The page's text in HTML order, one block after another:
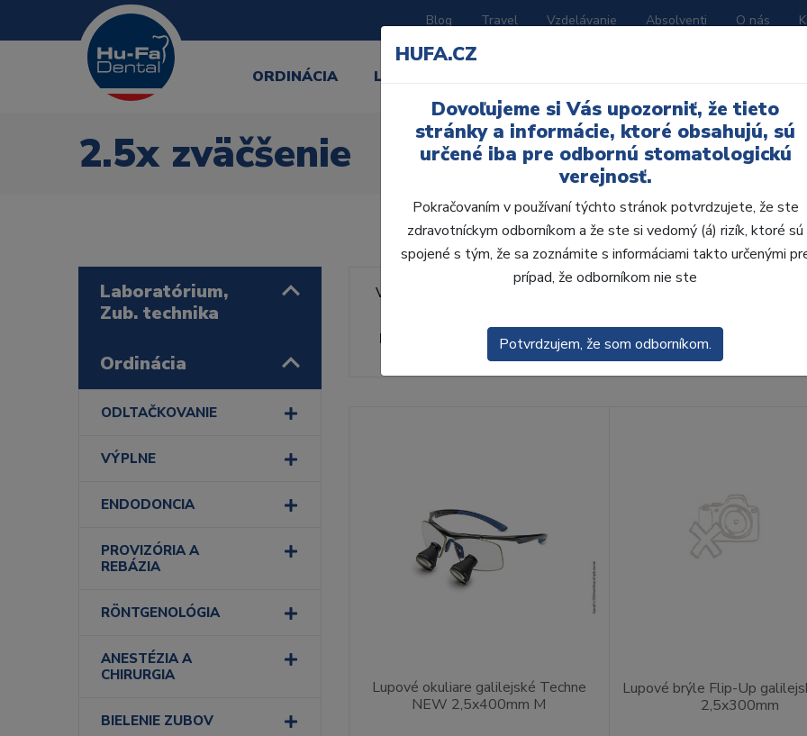
Blog Travel Vzdelávanie Absolventi O nás
ORDINÁCIA LABORATÓRIUM
2.5x zväčšenie
Laboratórium,
Zub. technika
Ordinácia
ODLTAČKOVANIE
VÝPLNE
ENDODONCIA
PROVIZÓRIA A
REBÁZIA
RÖNTGENOLÓGIA
ANESTÉZIA A
CHIRURGIA
BIELENIE ZUBOV
Výrobca:
Radenie Predvolené
Lupové okuliare galilejské Techne
NEW 2,5x400mm M
Lupové brýle Flip-Up
2,5x300mm
HUFA.CZ
Dovoľujeme si Vás upozorniť, že tieto
stránky a informácie, ktoré obsahujú, sú
určené iba pre odbornú stomatologickú
verejnosť.
Pokračovaním v používaní týchto stránok potvrdzujete, že ste
zdravotníckym odborníkom a že ste si vedomý (á) rizík, ktoré sú
spojené s tým, že sa zoznámite s informáciami takto určenými
prípad, že odborníkom nie ste
Potvrdzujem, že som odborníkom.